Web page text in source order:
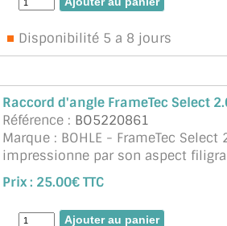
Disponibilité 5 a 8 jours
Raccord d'angle FrameTec Select
Référence : BO5220861
Marque : BOHLE - FrameTec Select
impressionne par son aspect
et uniforme de l'ensemble du
: le cadre et les profilés de vitrage
la même faible profondeur de 36,5
Prix : 25.00€ TTC